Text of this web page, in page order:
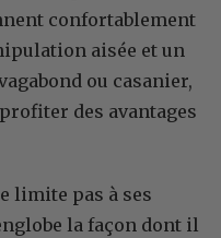
confortablement
aisée et un
ou casanier,
des avantages
limite pas à ses
la façon dont il